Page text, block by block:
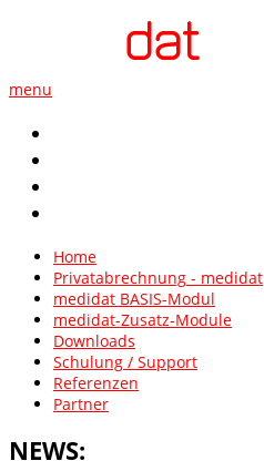
menu
Home
Privatabrechnung - medidat
medidat BASIS-Modul
medidat-Zusatz-Module
Downloads
Schulung / Support
Referenzen
Partner
NEWS: